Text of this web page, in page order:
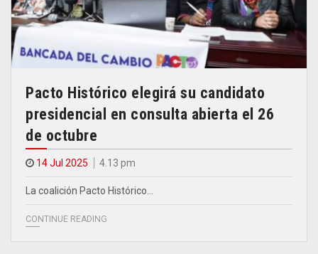
Pacto Histórico elegirá su candidato
presidencial en consulta abierta el 26
de octubre
14 Jul 2025 4.13 pm
La coalición Pacto Histórico…
CONTINUE READING